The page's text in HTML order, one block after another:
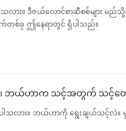
သလား။ ဒီဇယ်လောင်စာဆီစစ်များ
စ်ခု ဤနေရာတွင် ရှိပါသည်။
းလဲ၊ ဘယ်ဟာက သင့်အတွက် သင့်တ
ပါသလား။ ဘယ်ဟာကို ရွေးချယ်သင့်လဲ။